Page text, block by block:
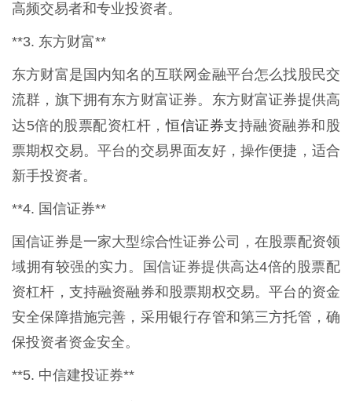
高频交易者和专业投资者。
**3. 东方财富**
东方财富是国内知名的互联网金融平台怎么找股民交
流群，旗下拥有东方财富证券。东方财富证券提供高
达5倍的股票配资杠杆，恒信证券支持融资融券和股
票期权交易。平台的交易界面友好，操作便捷，适合
新手投资者。
**4. 国信证券**
国信证券是一家大型综合性证券公司，在股票配资领
域拥有较强的实力。国信证券提供高达4倍的股票配
资杠杆，支持融资融券和股票期权交易。平台的资金
安全保障措施完善，采用银行存管和第三方托管，确
保投资者资金安全。
**5. 中信建投证券**